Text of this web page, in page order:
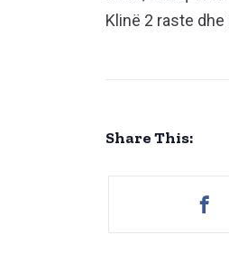
Klinë 2 raste
Share This: